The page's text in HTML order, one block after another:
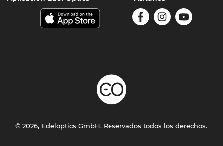
© 2026, Edeloptics GmbH. Reservados todos los derechos.